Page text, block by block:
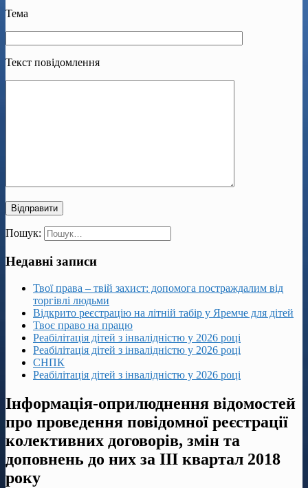
Тема
Текст повідомлення
Пошук:
Недавні записи
Твої права – твій захист: допомога постраждалим від
торгівлі людьми
Відкрито реєстрацію на літній табір у Яремче для дітей
Твоє право на працю
Реабілітація дітей з інвалідністю у 2026 році
Реабілітація дітей з інвалідністю у 2026 році
СНПК
Реабілітація дітей з інвалідністю у 2026 році
Інформація-оприлюднення відомостей
про проведення повідомної реєстрації
колективних договорів, змін та
доповнень до них за ІІІ квартал 2018
року